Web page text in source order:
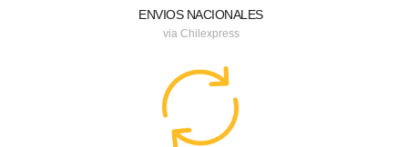
ENVIOS NACIONALES
via Chilexpress